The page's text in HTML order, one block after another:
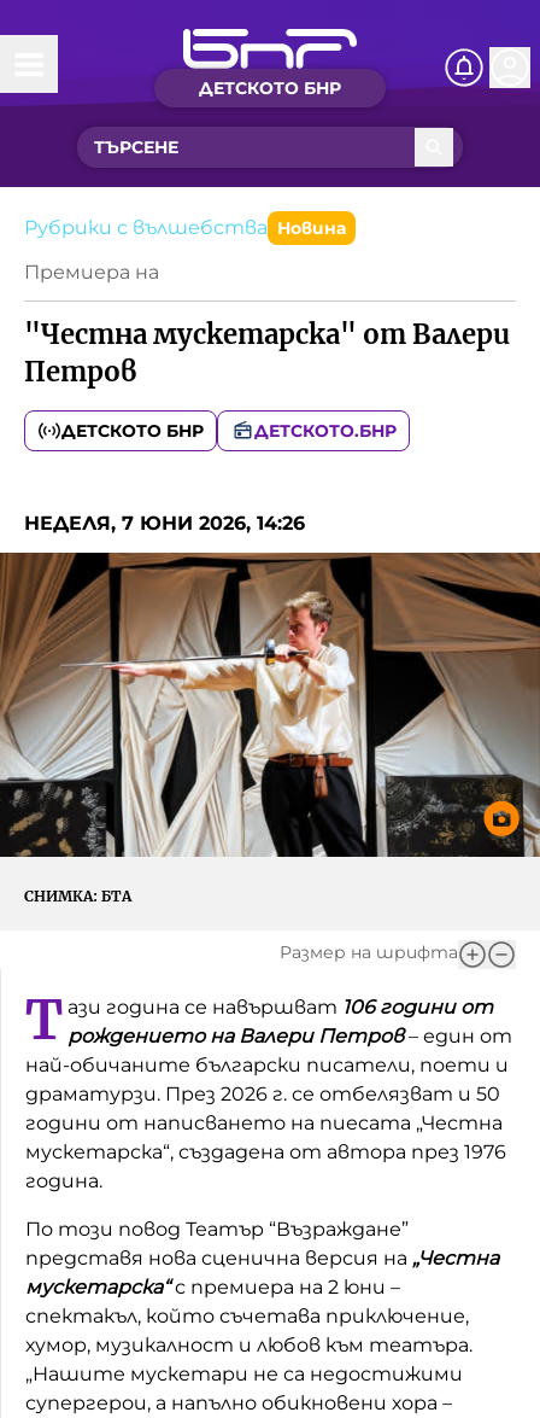
ДЕТСКОТО БНР
Начало
Какво ново?
Рубрики с вълшебства
Детско радио
Чуйте
Новините на детски език
Приказки
Искри
Нашите гости
Фантазирай
Приказки
История на изкуството
Музикална кутийка
От соул до рокендрол
Междучасие
Непознатите думи
Като Айнщайн
Домашен любимец
Питаме Ви
До ре ми
Игри
Кои сме ние?
За вас, родители
БНР
БНР Новини
Архивен фонд на БНР
Рубрики с вълшебства Новина
Премиера на
"Честна мускетарска" от Валери
Петров
ДЕТСКОТО БНР ДЕТСКОТО.БНР
НЕДЕЛЯ, 7 ЮНИ 2026, 14:26
СНИМКА: БТА
Размер на шрифта
Т ази година се навършват 106 години от
рождението на Валери Петров– един от
най-обичаните български писатели, поети и
драматурзи. През 2026 г. се отбелязват и 50
години от написването на пиесата „Честна
мускетарска“, създадена от автора през 1976
година.
По този повод Театър “Възраждане”
представя нова сценична версия на „Честна
мускетарска“с премиера на 2 юни –
спектакъл, който съчетава приключение,
хумор, музикалност и любов към театъра.
„Нашите мускетари не са недостижими
супергерои, а напълно обикновени хора –